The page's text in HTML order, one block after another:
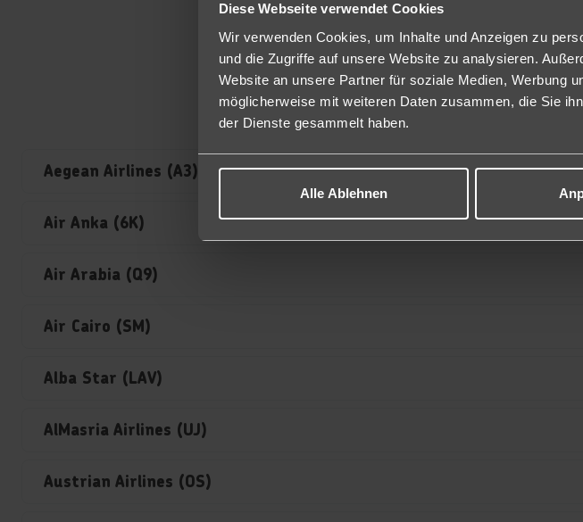
Diese Webseite verwendet Cookies
Wir verwenden Cookies, um Inhalte und Anzeigen zu
und die Zugriffe auf unsere Website zu analysieren.
Website an unsere Partner für soziale Medien, Werbung
möglicherweise mit weiteren Daten zusammen, die Sie
der Dienste gesammelt haben.
Alle Ablehnen
Alle
Aegean Airlines (A3)
Air Anka (6K)
Air Arabia (Q9)
Air Cairo (SM)
Alba Star (LAV)
AlMasria Airlines (UJ)
Austrian Airlines (OS)